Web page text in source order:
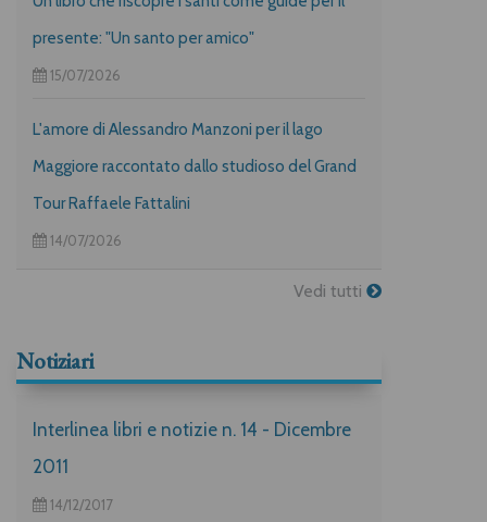
presente: "Un santo per amico"
15/07/2026
L'amore di Alessandro Manzoni per il lago
Maggiore raccontato dallo studioso del Grand
Tour Raffaele Fattalini
14/07/2026
Vedi tutti
Notiziari
Interlinea libri e notizie n. 14 - Dicembre
2011
14/12/2017